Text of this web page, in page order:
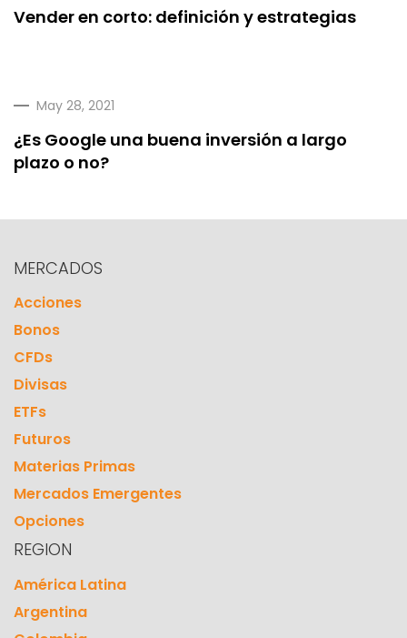
Vender en corto: definición y estrategias
May 28, 2021
¿Es Google una buena inversión a largo
plazo o no?
MERCADOS
Acciones
Bonos
CFDs
Divisas
ETFs
Futuros
Materias Primas
Mercados Emergentes
Opciones
REGION
América Latina
Argentina